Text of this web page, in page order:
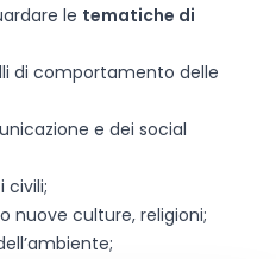
le tematiche di
di comportamento delle
e dei social
civili;
nuove culture, religioni;